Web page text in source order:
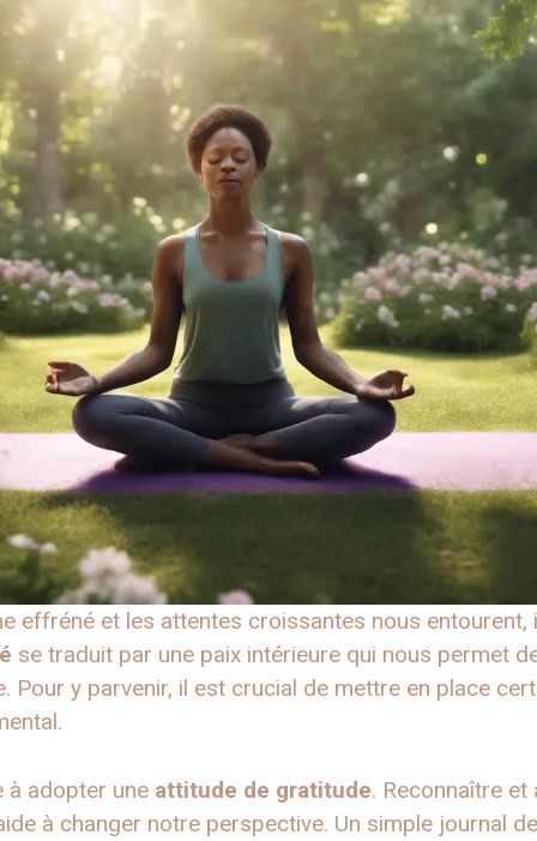
effréné et les attentes croissantes nous
se traduit par une paix intérieure qui nous permet
Pour y parvenir, il est crucial de mettre en place
à adopter une attitude de gratitude. Reconnaître
à changer notre perspective. Un simple journal